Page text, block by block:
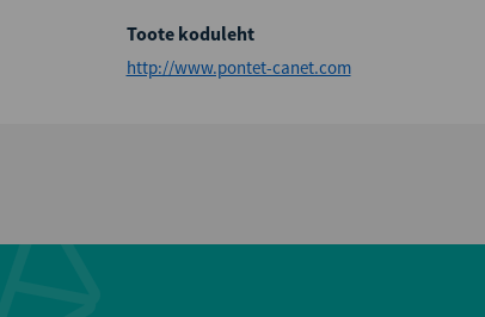
Toote koduleht
http://www.pontet-canet.com